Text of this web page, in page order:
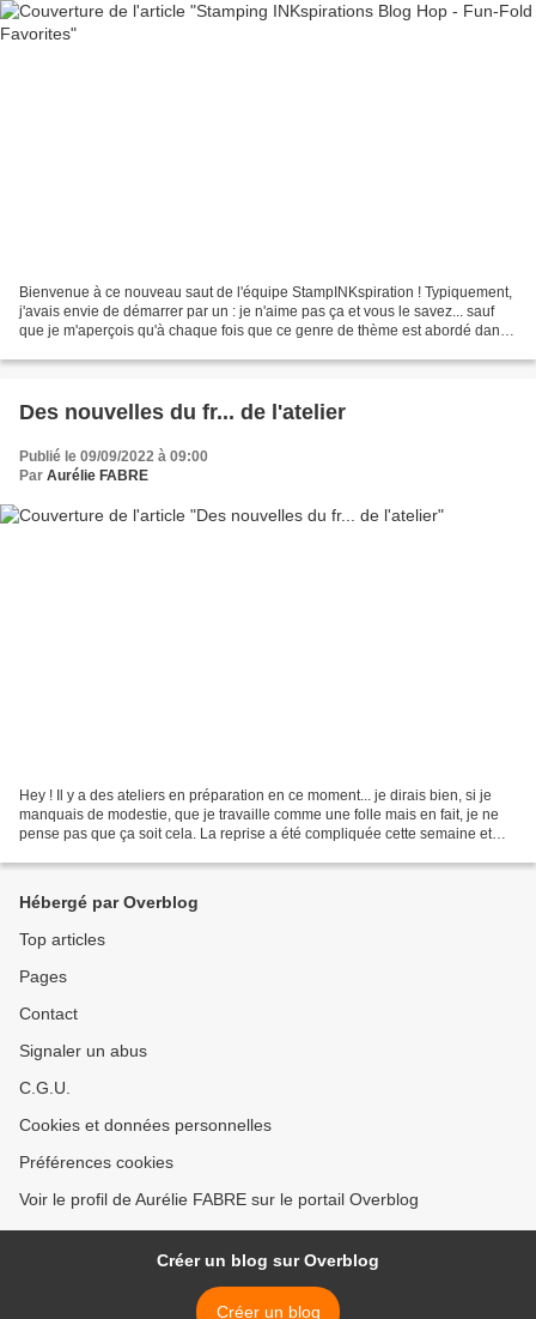
Bienvenue à ce nouveau saut de l'équipe StampINKspiration ! Typiquement,
j'avais envie de démarrer par un : je n'aime pas ça et vous le savez... sauf
que je m'aperçois qu'à chaque fois que ce genre de thème est abordé dans
Des nouvelles du fr... de l'atelier
Publié le 09/09/2022 à 09:00
Par Aurélie FABRE
Hey ! Il y a des ateliers en préparation en ce moment... je dirais bien, si je
manquais de modestie, que je travaille comme une folle mais en fait, je ne
pense pas que ça soit cela. La reprise a été compliquée cette semaine et
Hébergé par Overblog
Top articles
Pages
Contact
Signaler un abus
C.G.U.
Cookies et données personnelles
Préférences cookies
Voir le profil de Aurélie FABRE sur le portail Overblog
Créer un blog sur Overblog
Créer un blog